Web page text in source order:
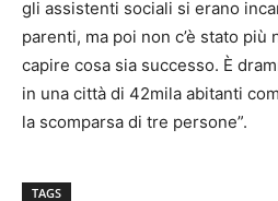
gli assistenti sociali si erano
parenti, ma poi non c’è stato più
capire cosa sia successo. È
in una città di 42mila abitanti
la scomparsa di tre persone”.
TAGS